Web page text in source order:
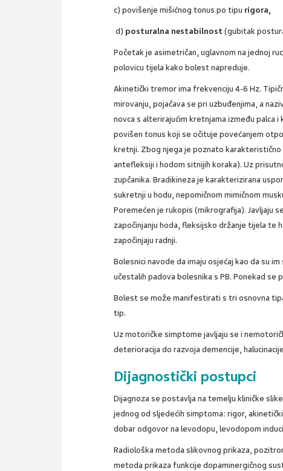
c) povišenje mišićnog tonus po tipu rigora,
d) posturalna nestabilnost (gubitak
Početak je asimetričan, uglavnom na jednoj
polovicu tijela kako bolest napreduje.
Akinetički tremor ima frekvenciju 4-6 Hz.
mirovanju, pojačava se pri uzbuđenjima, a
novca s alterirajućim kretnjama između palca
povišen tonus koji se očituje povećanjem
kretnji. Zbog njega je poznato karakteristično
antefleksiji i hodom sitnijih koraka). Uz
zupčanika. Bradikineza je karakterizirana
sukretnji u hodu, nepomičnom mimičnom
Poremećen je rukopis (mikrografija). Javljaju
započinjanju hoda, fleksijsko držanje tijela te
započinjaju radnji.
Bolesnici navode da imaju osjećaj kao da su
učestalih padova bolesnika s PB. Ponekad
Bolest se može manifestirati s tri osnovna
tip.
Uz motoričke simptome javljaju se i
deterioracija do razvoja demencije,
Dijagnostički postupci
Dijagnoza se postavlja na temelju kliničke
jednog od sljedećih simptoma: rigor,
dobar odgovor na levodopu, levodopom
Radiološka metoda slikovnog prikaza,
metoda prikaza funkcije dopaminergičnog